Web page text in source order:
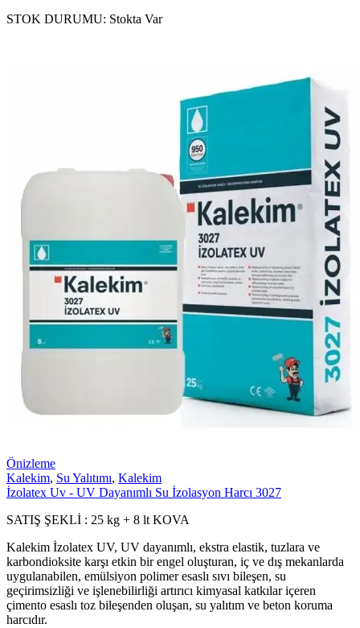
STOK DURUMU: Stokta Var
Önizleme
Kalekim, Su Yalıtımı, Kalekim
İzolatex Uv - UV Dayanımlı Su İzolasyon Harcı 3027
SATIŞ ŞEKLİ : 25 kg + 8 lt KOVA
Kalekim İzolatex UV, UV dayanımlı, ekstra elastik, tuzlara ve
karbondioksite karşı etkin bir engel oluşturan, iç ve dış mekanlarda
uygulanabilen, emülsiyon polimer esaslı sıvı bileşen, su
geçirimsizliği ve işlenebilirliği artırıcı kimyasal katkılar içeren
çimento esaslı toz bileşenden oluşan, su yalıtım ve beton koruma
harcıdır.